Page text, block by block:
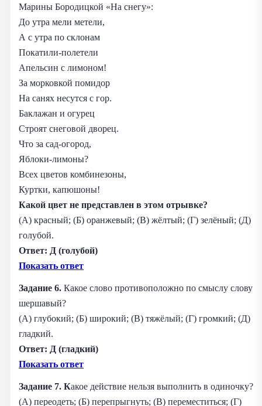
Марины Бородицкой «На снегу»:
До утра мели метели,
А с утра по склонам
Покатили-полетели
Апельсин с лимоном!
За морковкой помидор
На санях несутся с гор.
Баклажан и огурец
Строят снеговой дворец.
Что за сад-огород,
Яблоки-лимоны?
Всех цветов комбинезоны,
Куртки, капюшоны!
Какой цвет не представлен в этом отрывке?
(А) красный; (Б) оранжевый; (В) жёлтый; (Г) зелёный; (Д)
голубой.
Ответ: Д (голубой)
Показать ответ
Задание 6. Какое слово противоположно по смыслу слову
шершавый?
(А) глубокий; (Б) широкий; (В) тяжёлый; (Г) громкий; (Д)
гладкий.
Ответ: Д (гладкий)
Показать ответ
Задание 7. Какое действие нельзя выполнить в одиночку?
(А) переодеть; (Б) перепрыгнуть; (В) переместиться; (Г)